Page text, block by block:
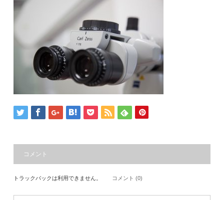
コメント
トラックバックは利用できません。 コメント (0)